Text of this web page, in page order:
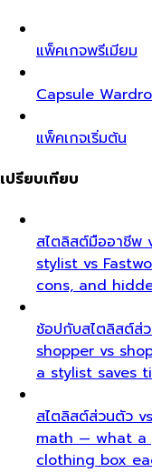
แพ็คเกจพรีเมียม
Capsule
แพ็คเกจเริ่มต้น
เปรียบเทียบ
สไตลิสต์มืออาชีพ
stylist vs
cons, and
ช้อปกับสไตลิสต์ส่
shopper vs
a stylist saves
สไตลิสต์ส่วนตัว
math — what a
clothing box